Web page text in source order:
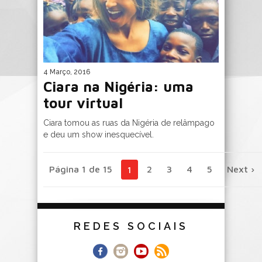
4 Março, 2016
Ciara na Nigéria: uma
tour virtual
Ciara tomou as ruas da Nigéria de relâmpago
e deu um show inesquecível.
Página 1 de 15 1 2 3 4 5 Next ›
REDES SOCIAIS